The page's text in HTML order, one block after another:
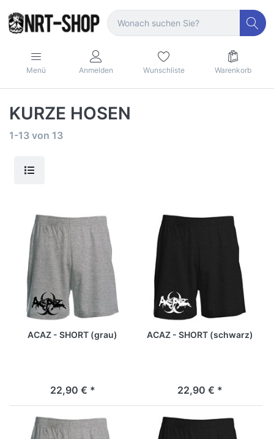
Menü Anmelden Wunschliste Warenkorb
KURZE HOSEN
1-13 von 13
ACAZ - SHORT (grau)
22,90 € *
ACAZ - SHORT (schwarz)
22,90 € *